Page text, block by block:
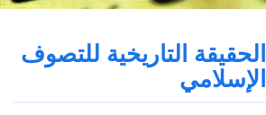
الحقيقة التاريخية للتصوف
الإسلامي